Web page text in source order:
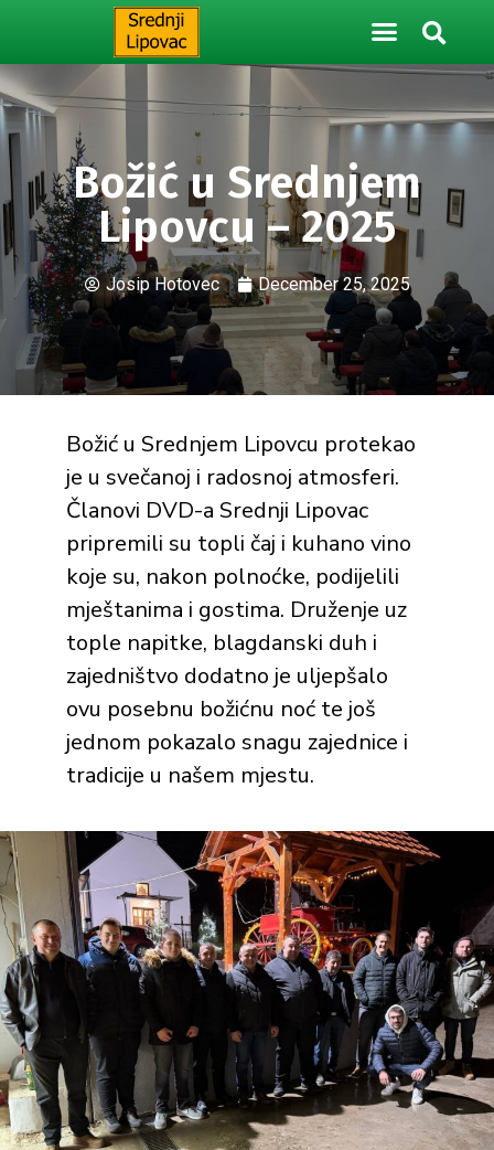
Božić u Srednjem
Lipovcu – 2025
Josip Hotovec December 25, 2025
Božić u Srednjem Lipovcu protekao
je u svečanoj i radosnoj atmosferi.
Članovi DVD-a Srednji Lipovac
pripremili su topli čaj i kuhano vino
koje su, nakon polnoćke, podijelili
mještanima i gostima. Druženje uz
tople napitke, blagdanski duh i
zajedništvo dodatno je uljepšalo
ovu posebnu božićnu noć te još
jednom pokazalo snagu zajednice i
tradicije u našem mjestu.